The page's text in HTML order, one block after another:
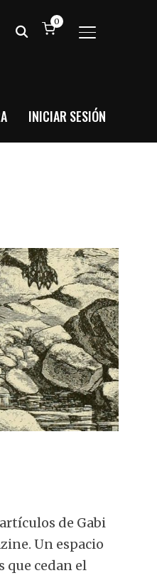
ALTERNAR
0
INICIAR SESIÓN
de Gabi
Un espacio
que cedan el